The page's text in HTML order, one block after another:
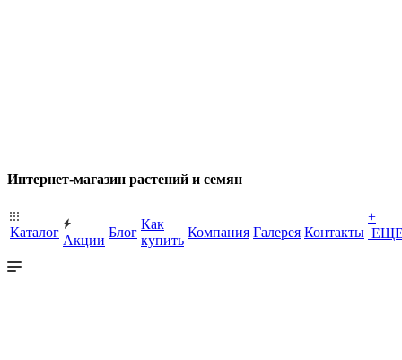
Интернет-магазин растений и семян
Каталог
Акции
Блог
Как
купить
Компания Галерея Контакты
+